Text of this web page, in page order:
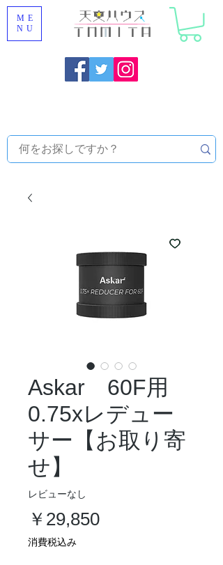
ME
NU
Askar 60F用
0.75xレデュー
サー【お取り寄
せ】
レビューなし
￥29,850価
消費税込み